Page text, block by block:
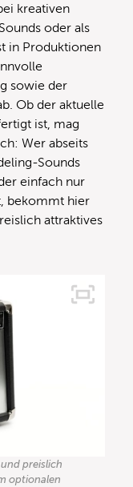
kreativen
oder als
in Produktionen
sowie der
Ob der aktuelle
ist, mag
Wer abseits
Sounds
einfach nur
bekommt hier
attraktives
preislich
optionalen